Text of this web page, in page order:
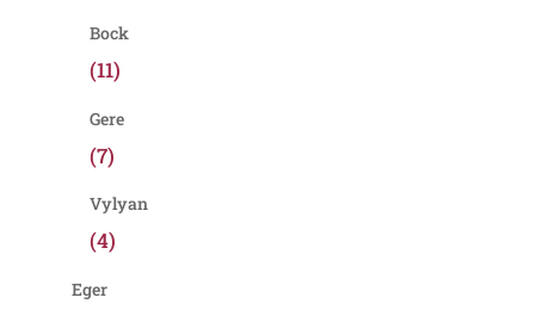
Bock
(11)
Gere
(7)
Vylyan
(4)
Eger